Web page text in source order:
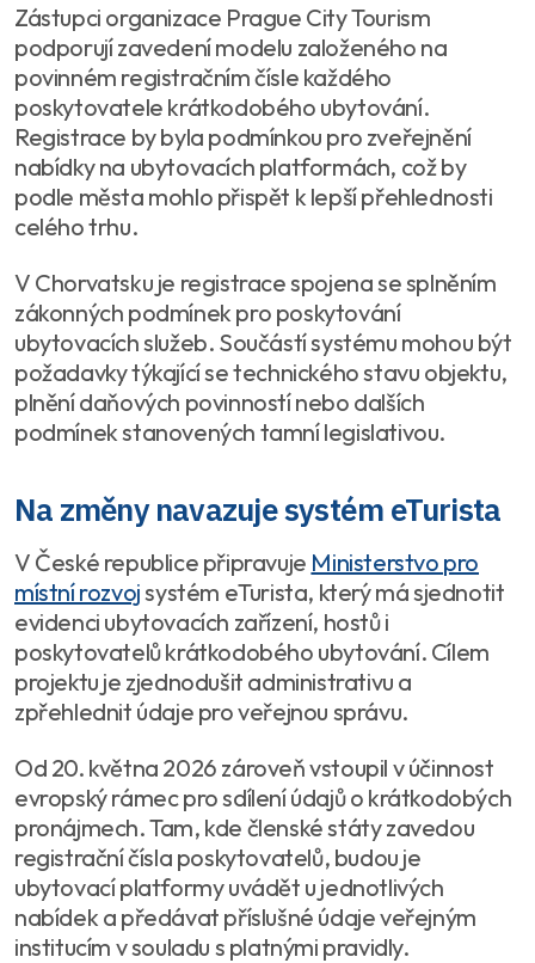
Zástupci organizace Prague City Tourism
podporují zavedení modelu založeného na
povinném registračním čísle každého
poskytovatele krátkodobého ubytování.
Registrace by byla podmínkou pro zveřejnění
nabídky na ubytovacích platformách, což by
podle města mohlo přispět k lepší přehlednosti
celého trhu.
V Chorvatsku je registrace spojena se splněním
zákonných podmínek pro poskytování
ubytovacích služeb. Součástí systému mohou být
požadavky týkající se technického stavu objektu,
plnění daňových povinností nebo dalších
podmínek stanovených tamní legislativou.
Na změny navazuje systém eTurista
V České republice připravuje Ministerstvo pro
místní rozvojsystém eTurista, který má sjednotit
evidenci ubytovacích zařízení, hostů i
poskytovatelů krátkodobého ubytování. Cílem
projektu je zjednodušit administrativu a
zpřehlednit údaje pro veřejnou správu.
Od 20. května 2026 zároveň vstoupil v účinnost
evropský rámec pro sdílení údajů o krátkodobých
pronájmech. Tam, kde členské státy zavedou
registrační čísla poskytovatelů, budou je
ubytovací platformy uvádět u jednotlivých
nabídek a předávat příslušné údaje veřejným
institucím v souladu s platnými pravidly.